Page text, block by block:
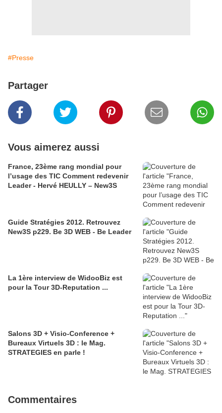
#Presse
Partager
Vous aimerez aussi
France, 23ème rang mondial pour
l’usage des TIC Comment redevenir
Leader - Hervé HEULLY – New3S
Guide Stratégies 2012. Retrouvez
New3S p229. Be 3D WEB - Be Leader
La 1ère interview de WidooBiz est
pour la Tour 3D-Reputation ...
Salons 3D + Visio-Conference +
Bureaux Virtuels 3D : le Mag.
STRATEGIES en parle !
Commentaires